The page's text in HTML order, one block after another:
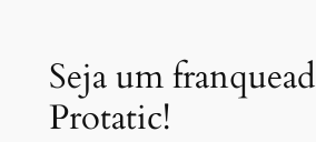
Seja um
Protatic!